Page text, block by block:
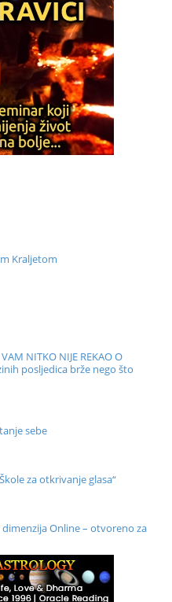
Kraljetom
NITKO NIJE REKAO O
posljedica brže nego što
sebe
za otkrivanje glasa“
Online – otvoreno za
Zagreb i Online